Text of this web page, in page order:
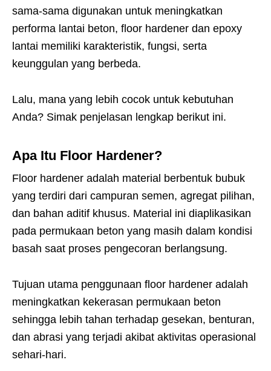
sama-sama digunakan untuk meningkatkan
performa lantai beton, floor hardener dan epoxy
lantai memiliki karakteristik, fungsi, serta
keunggulan yang berbeda.
Lalu, mana yang lebih cocok untuk kebutuhan
Anda? Simak penjelasan lengkap berikut ini.
Apa Itu Floor Hardener?
Floor hardener adalah material berbentuk bubuk
yang terdiri dari campuran semen, agregat pilihan,
dan bahan aditif khusus. Material ini diaplikasikan
pada permukaan beton yang masih dalam kondisi
basah saat proses pengecoran berlangsung.
Tujuan utama penggunaan floor hardener adalah
meningkatkan kekerasan permukaan beton
sehingga lebih tahan terhadap gesekan, benturan,
dan abrasi yang terjadi akibat aktivitas operasional
sehari-hari.